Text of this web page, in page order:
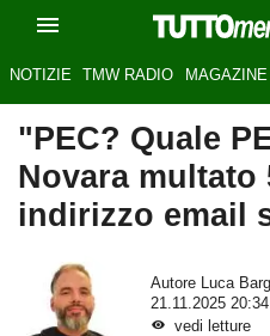
NOTIZIE TMW RADIO MAGAZINE
"PEC? Quale
Novara multato
indirizzo email
Autore Luca
21.11.2025 20:34
vedi letture